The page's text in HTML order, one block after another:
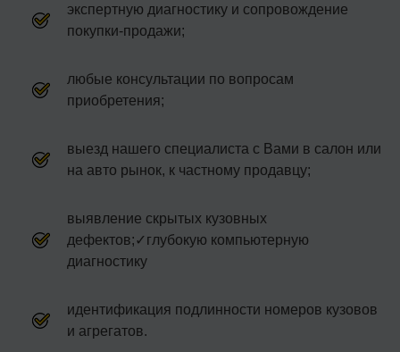
экспертную диагностику и сопровождение
покупки-продажи;
любые консультации по вопросам
приобретения;
выезд нашего специалиста с Вами в салон или
на авто рынок, к частному продавцу;
выявление скрытых кузовных
дефектов;✓глубокую компьютерную
диагностику
идентификация подлинности номеров кузовов
и агрегатов.